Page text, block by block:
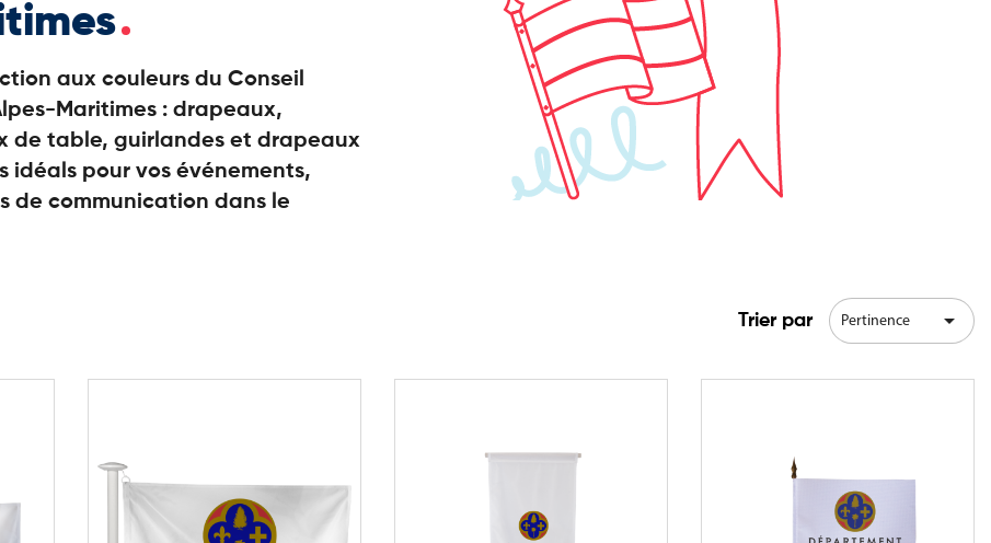
aux couleurs du Conseil
Maritimes : drapeaux,
de table, guirlandes et drapeaux
idéals pour vos événements,
de communication dans le
Trier par Pertinence 